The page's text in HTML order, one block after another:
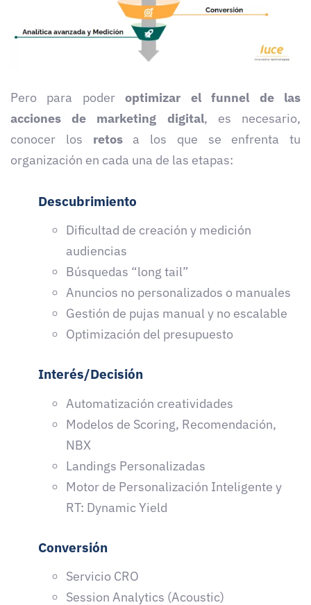
Pero para poderoptimizar el funnel de las
acciones de marketing digital, es necesario,
conocer los retos a los que se enfrenta tu
organización en cada una de las etapas:
Descubrimiento
Dificultad de creación y medición
audiencias
Búsquedas “long tail”
Anuncios no personalizados o manuales
Gestión de pujas manual y no escalable
Optimización del presupuesto
Interés/Decisión
Automatización creatividades
Modelos de Scoring, Recomendación,
NBX
Landings Personalizadas
Motor de Personalización Inteligente y
RT: Dynamic Yield
Conversión
Servicio CRO
Session Analytics (Acoustic)